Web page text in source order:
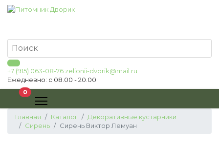
+7 (915) 063-08-76 zelionii-dvorik@mail.ru
Ежедневно: с 08.00 - 20.00
0В корзину
Главная Каталог
Декоративные кустарники
Сирень
Сирень Виктор Лемуан